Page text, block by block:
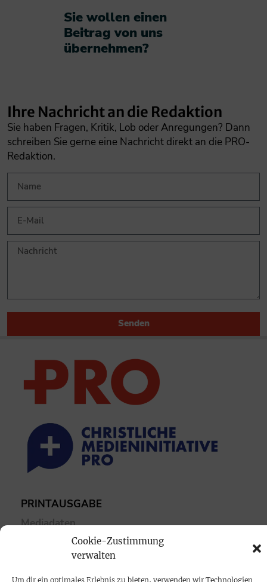
Cookie-Zustimmung
verwalten
Um dir ein optimales Erlebnis zu bieten, verwenden wir Technologien
Sie wollen einen
Beitrag von uns
übernehmen?​
Ihre Nachricht an die Redaktion
Sie haben Fragen, Kritik, Lob oder Anregungen? Dann
schreiben Sie gerne eine Nachricht direkt an die PRO-
Redaktion.
Senden
PRINTAUSGABE
Mediadaten
PROKOMPAKT
Impressum